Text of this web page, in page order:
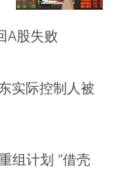
A股失败
实际控制人被
组计划 “借壳